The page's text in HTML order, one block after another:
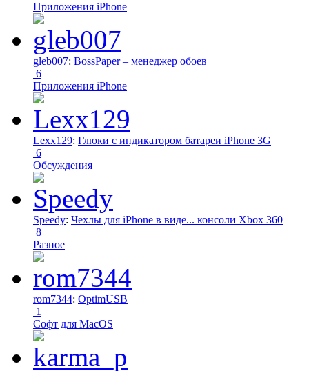
Приложения iPhone
gleb007: BossPaper – менеджер обоев
6
Приложения iPhone
Lexx129: Глюки с индикатором батареи iPhone 3G
6
Обсуждения
Speedy: Чехлы для iPhone в виде... консоли Xbox 360
8
Разное
rom7344: OptimUSB
1
Софт для MacOS